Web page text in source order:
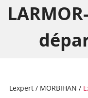
Lexpert/ MORBIHAN /